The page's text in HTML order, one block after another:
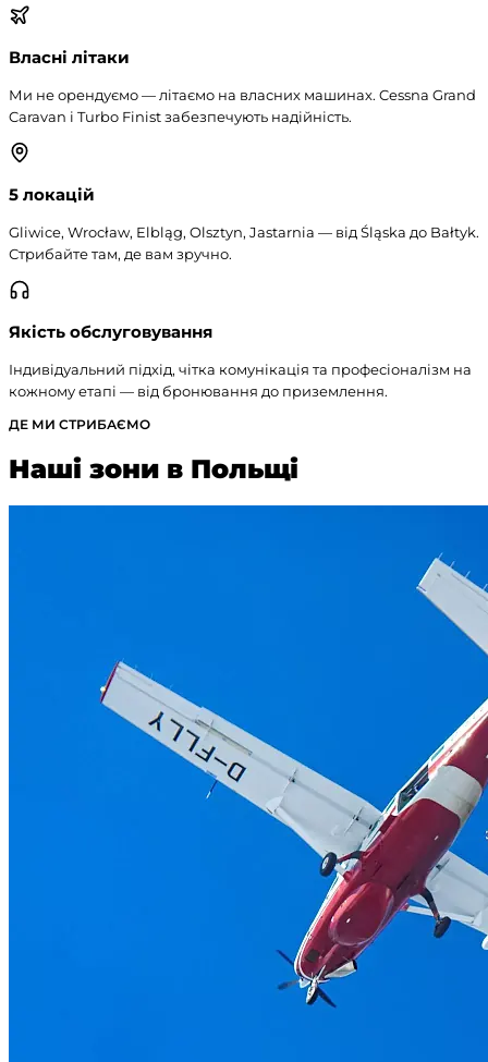
Власні літаки
Ми не орендуємо — літаємо на власних машинах. Cessna Grand
Caravan і Turbo Finist забезпечують надійність.
5 локацій
Gliwice, Wrocław, Elbląg, Olsztyn, Jastarnia — від Śląska до Bałtyk.
Стрибайте там, де вам зручно.
Якість обслуговування
Індивідуальний підхід, чітка комунікація та професіоналізм на
кожному етапі — від бронювання до приземлення.
ДЕ МИ СТРИБАЄМО
Наші зони в Польщі